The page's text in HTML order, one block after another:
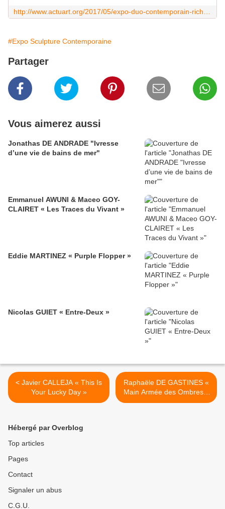
#Expo Sculpture Contemporaine
Partager
Vous aimerez aussi
Jonathas DE ANDRADE "Ivresse
d’une vie de bains de mer"
Emmanuel AWUNI & Maceo GOY-
CLAIRET « Les Traces du Vivant »
Eddie MARTINEZ « Purple Flopper »
Nicolas GUIET « Entre-Deux »
< Javier CALLEJA « This Is
Your Lucky Day »
Raphaële DE GASTINES «
Main Armée des Ombres »
>
Hébergé par Overblog
Top articles
Pages
Contact
Signaler un abus
C.G.U.